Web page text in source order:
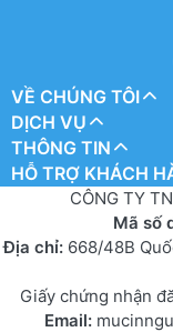
VỀ CHÚNG TÔI
DỊCH VỤ
THÔNG TIN
HỖ TRỢ KHÁCH
CÔNG TY
Mã số
Địa chỉ: 668/48B
Giấy chứng nhận
Email: